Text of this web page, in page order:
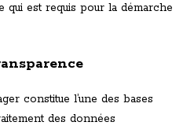
qui est requis pour la démarche
constitue l’une des bases
des données